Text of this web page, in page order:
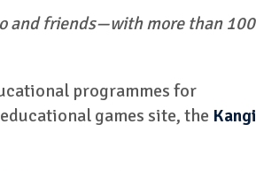
and friends—with more than 100
programmes for
games site, the Kangi